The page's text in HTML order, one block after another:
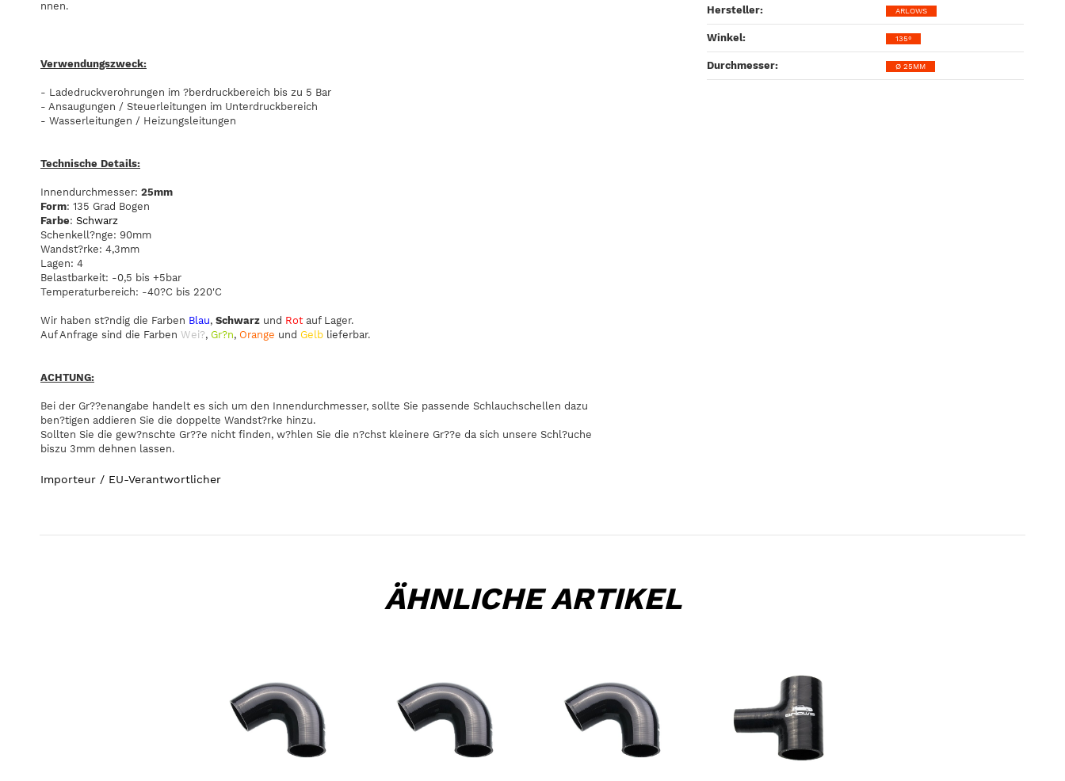
nnen.
Verwendungszweck:
- Ladedruckverohrungen im ?berdruckbereich bis zu 5 Bar
- Ansaugungen / Steuerleitungen im Unterdruckbereich
- Wasserleitungen / Heizungsleitungen
Technische Details:
Innendurchmesser: 25mm
Form: 135 Grad Bogen
Farbe: Schwarz
Schenkell?nge: 90mm
Wandst?rke: 4,3mm
Lagen: 4
Belastbarkeit: -0,5 bis +5bar
Temperaturbereich: -40?C bis 220'C
Wir haben st?ndig die Farben Blau, Schwarz und Rot auf Lager.
Auf Anfrage sind die Farben Wei?, Gr?n, Orange und Gelb lieferbar.
ACHTUNG:
Bei der Gr??enangabe handelt es sich um den Innendurchmesser, sollte Sie passende Schlauchschellen dazu
ben?tigen addieren Sie die doppelte Wandst?rke hinzu.
Sollten Sie die gew?nschte Gr??e nicht finden, w?hlen Sie die n?chst kleinere Gr??e da sich unsere Schl?uche
biszu 3mm dehnen lassen.
Hersteller‍: ARLOWS
Winkel‍: 135°
Durchmesser‍: Ø 25MM
Importeur / EU-Verantwortlicher
ÄHNLICHE ARTIKEL